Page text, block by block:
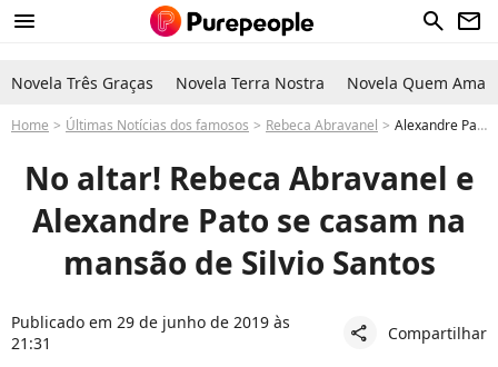
menu search newsletter
Novela Três Graças Novela Terra Nostra Novela Quem Ama
Home Últimas Notícias dos famosos Rebeca Abravanel Alexandre Pato se casa com Rebeca Abravanel após seis meses juntos. Detalhes!
No altar! Rebeca Abravanel e
Alexandre Pato se casam na
mansão de Silvio Santos
Publicado em 29 de junho de 2019 às
21:31
share Compartilhar